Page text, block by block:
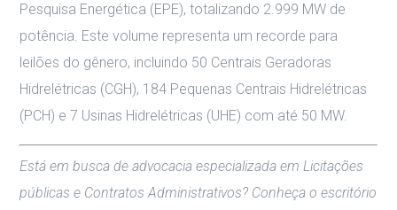
Pesquisa Energética (EPE), totalizando 2.999 MW de
potência. Este volume representa um recorde para
leilões do gênero, incluindo 50 Centrais Geradoras
Hidrelétricas (CGH), 184 Pequenas Centrais Hidrelétricas
(PCH) e 7 Usinas Hidrelétricas (UHE) com até 50 MW.
Está em busca de advocacia especializada em Licitações
públicas e Contratos Administrativos? Conheça o escritório